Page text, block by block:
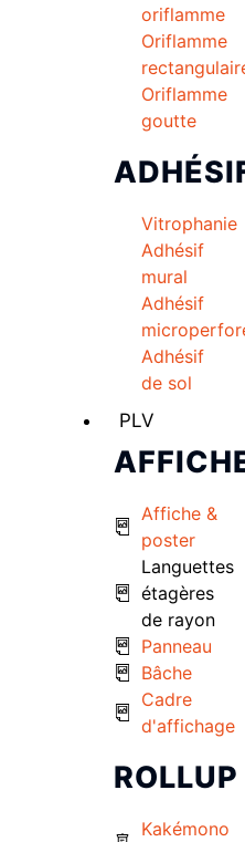
oriflamme
Oriflamme
Oriflamme
goutte
Vitrophanie
Adhésif
mural
Adhésif
Adhésif
de sol
PLV
Affiche &
poster
Languettes
étagères
de rayon
Panneau
Bâche
Cadre
d'affichage
ROLLUP
Kakémono